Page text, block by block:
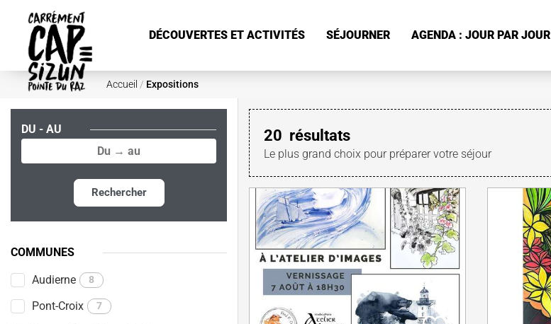
Aller au contenu principal
DÉCOUVERTES ET ACTIVITÉS SÉJOURNER AGENDA : JOUR PAR JOUR
Accueil / Expositions
DU - AU
Rechercher
COMMUNES
Audierne 8
Pont-Croix 7
20 résultats
Le plus grand choix pour préparer votre séjour